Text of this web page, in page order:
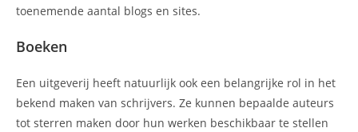
toenemende aantal blogs en sites.
Boeken
Een uitgeverij heeft natuurlijk ook een belangrijke rol in het
bekend maken van schrijvers. Ze kunnen bepaalde auteurs
tot sterren maken door hun werken beschikbaar te stellen